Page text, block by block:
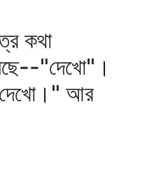
কথা
"দেখো"।
দেখো।" আর